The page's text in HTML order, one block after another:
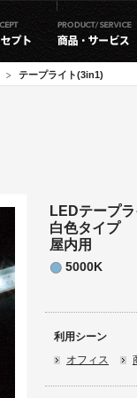
テープライト(3in1)
LEDテープ
白色タイプ
屋内用
5000K
利用シーン
オフィス